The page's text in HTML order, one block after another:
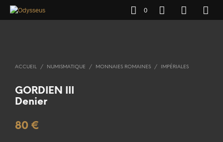
0
ACCUEIL / NUMISMATIQUE / MONNAIES ROMAINES / IMPÉRIALES
GORDIEN III
Denier
80 €